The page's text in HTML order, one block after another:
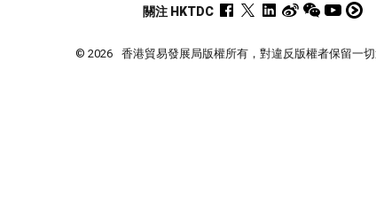
關注 HKTDC
© 2026 香港貿易發展局版權所有，對違反版權者保留一切